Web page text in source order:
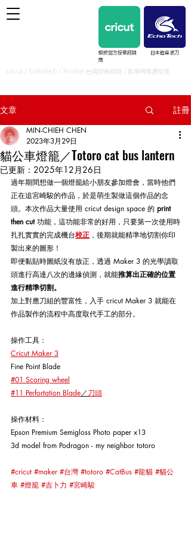
cricut / EchoTech / Prinker 台灣授權經銷｜教學與維護支援
蝦皮官方授權經銷
商
日本超音波刀
文章 註冊
貓公車燈籠／Totoro cat bus lantern
MIN-CHIEH CHEN
2023年3月29日
已更新： 2025年12月26日
過年期間想做一個燈籠給小朋友參加燈會，當時他們
正在追宮崎駿的作品，於是萌生製做這個作品的念
頭。本次作品大量使用 cricut design space 的 print
then cut 功能，這功能非常的好用，只要第一次使用時
扎扎實實的完成機台校正 ，後期就能精準地切割你印
製出來的圖形！
即便黏貼時圖紙沒有放正，透過 Maker 3 的光學讀取
頭進行高達八次的邊緣偵測，就能推算出正確的位置
進行精準切割。
加上對應刀組的豐富性，入手 cricut Maker 3 就能在
作品製作的流程中高度取代手工的部分。
操作工具：
Cricut Maker 3
Fine Point Blade
#01 Scoring wheel
#11 Perfortation Blade／刀頭
操作材料：
Epson Premium Semigloss Photo paper x13
3d model from Podragon - my neighbor totoro
#cricut #maker #台灣 #totoro #CatBus #龍貓 #貓公
車 #燈籠 #吉卜力 #宮崎駿